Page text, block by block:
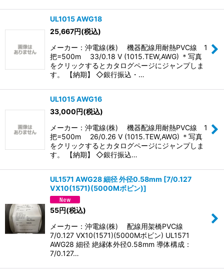
UL1015 AWG18
25,667円(税込)
メーカー：沖電線(株) 機器配線用耐熱PVC線 1
把=500m 33/0.18 V (1015.TEW,AWG) ＊写真
をクリックするとカタログページにジャンプしま
す。 【納期】 ◇銀行振込・…
UL1015 AWG16
33,000円(税込)
メーカー：沖電線(株) 機器配線用耐熱PVC線 1
把=500m 26/0.26 V (1015.TEW,AWG) ＊写真
をクリックするとカタログページにジャンプしま
す。 【納期】 ◇銀行振込…
UL1571 AWG28 細径 外径0.58mm [7/0.127
VX10(1571)(5000Mボビン)]
55円(税込)
メーカー：沖電線(株) 配線用架橋PVC線
7/0.127 VX10(1571)(5000Mボビン) UL1571
AWG28 細径 絶縁体外径0.58mm 導体構成：
7/0.127…